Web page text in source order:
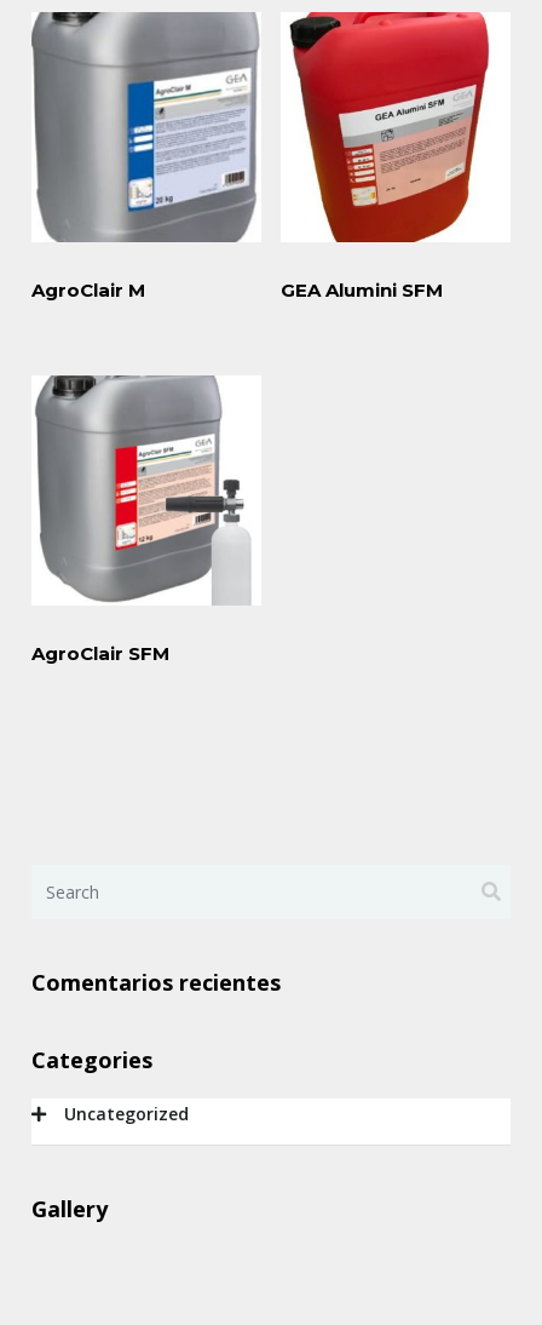
AgroClair M GEA Alumini SFM
AgroClair SFM
Comentarios recientes
Categories
Uncategorized
Gallery